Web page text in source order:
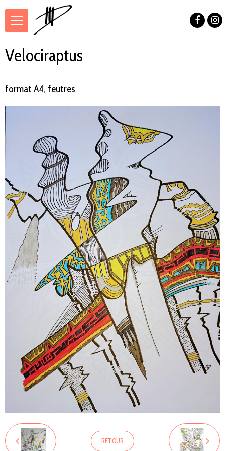
Velociraptus
format A4, feutres
RETOUR